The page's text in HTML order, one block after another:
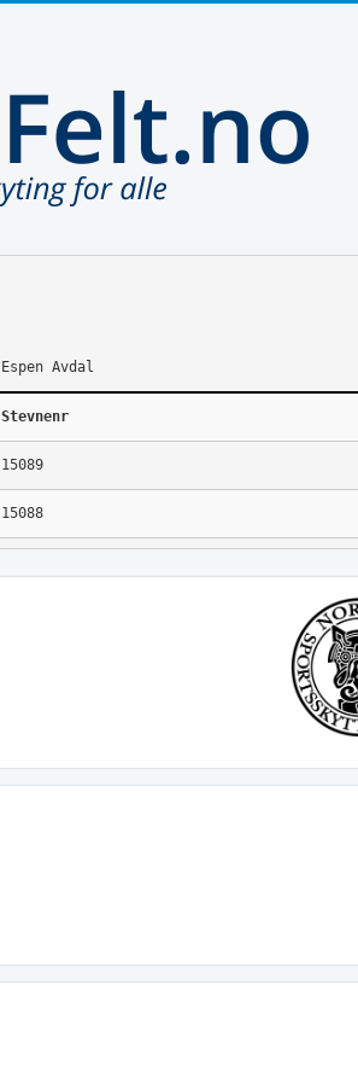
Espen Avdal
Stevnenr
15089
15088